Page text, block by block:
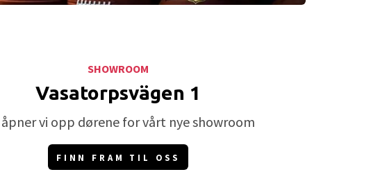
SHOWROOM
Vasatorpsvägen 1
åpner vi opp dørene for vårt nye showroom
FINN FRAM TIL OSS